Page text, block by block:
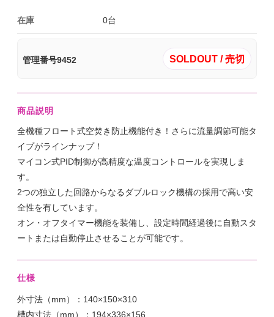
在庫 0台
管理番号9452 SOLDOUT / 売切
商品説明
全機種フロート式空焚き防止機能付き！さらに流量調節可能タ
イプがラインナップ！
マイコン式PID制御が高精度な温度コントロールを実現しま
す。
2つの独立した回路からなるダブルロック機構の採用で高い安
全性を有しています。
オン・オフタイマー機能を装備し、設定時間経過後に自動スタ
ートまたは自動停止させることが可能です。
仕様
外寸法（mm）：140×150×310
槽内寸法（mm）：194×336×156